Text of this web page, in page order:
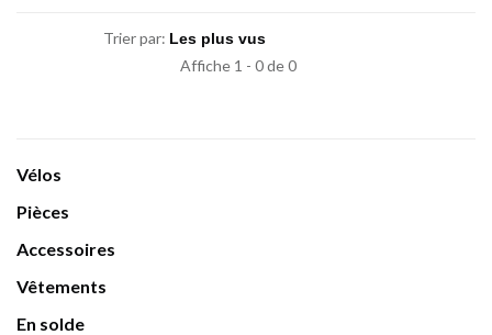
Trier par:
Affiche 1 - 0 de 0
Vélos
Pièces
Accessoires
Vêtements
En solde